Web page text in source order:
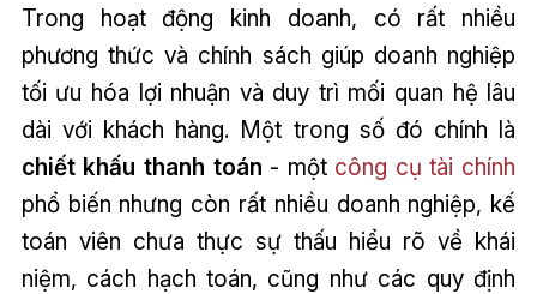
Trong hoạt động kinh doanh, có rất nhiều
phương thức và chính sách giúp doanh nghiệp
tối ưu hóa lợi nhuận và duy trì mối quan hệ lâu
dài với khách hàng. Một trong số đó chính là
chiết khấu thanh toán - một công cụ tài chính
phổ biến nhưng còn rất nhiều doanh nghiệp, kế
toán viên chưa thực sự thấu hiểu rõ về khái
niệm, cách hạch toán, cũng như các quy định